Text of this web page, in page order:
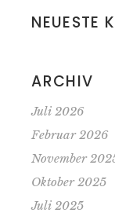
NEUESTE
ARCHIV
Juli 2026
Februar 2026
November
Oktober 2025
Juli 2025